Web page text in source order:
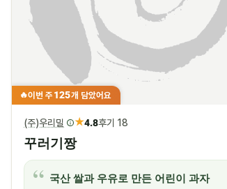
🔥이번 주125개 담았어요
(주)우리밀 ★4.8후기 18
꾸러기짱
국산 쌀과 우유로 만든 어린이 과자